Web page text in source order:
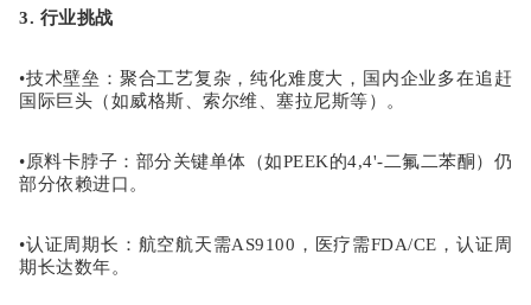
3. 行业挑战
•技术壁垒 ：聚合工艺复杂，纯化难度大，国内企业多在追赶
国际巨头（如威格斯、索尔维、塞拉尼斯等）。
•原料卡脖子 ：部分关键单体（如PEEK的4,4'-二氟二苯酮）仍
部分依赖进口。
•认证周期长 ：航空航天需AS9100，医疗需FDA/CE，认证周
期长达数年。